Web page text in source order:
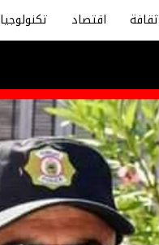
ثقافة اقتصاد تكنولوجيا